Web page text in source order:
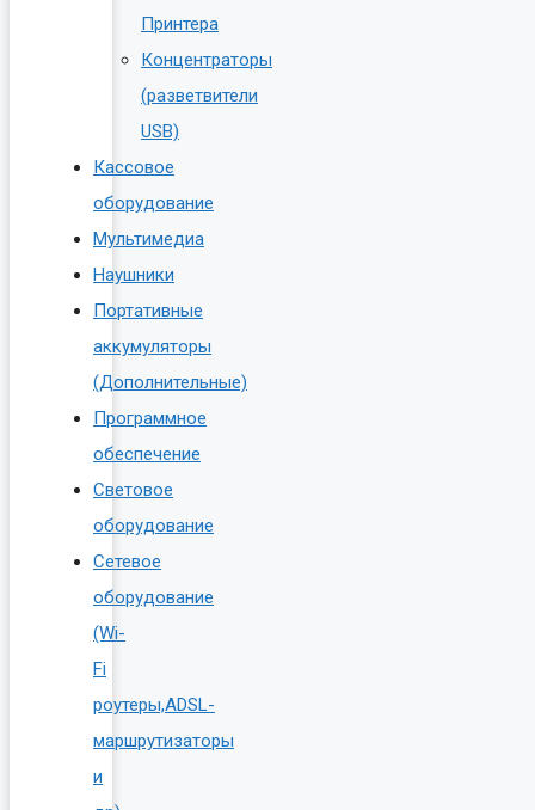
Принтера
Концентраторы
(разветвители
USB)
Кассовое
оборудование
Мультимедиа
Наушники
Портативные
аккумуляторы
(Дополнительные)
Программное
обеспечение
Световое
оборудование
Сетевое
оборудование
(Wi-
Fi
роутеры,ADSL-
маршрутизаторы
и